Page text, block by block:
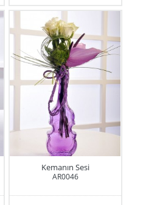
Kemanın Sesi
AR0046